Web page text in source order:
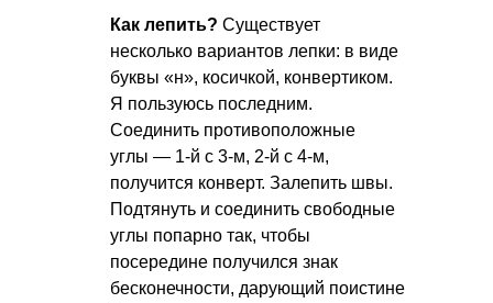
Как лепить? Существует
несколько вариантов лепки: в виде
буквы «н», косичкой, конвертиком.
Я пользуюсь последним.
Соединить противоположные
углы — 1-й с 3-м, 2-й с 4-м,
получится конверт. Залепить швы.
Подтянуть и соединить свободные
углы попарно так, чтобы
посередине получился знак
бесконечности, дарующий поистине